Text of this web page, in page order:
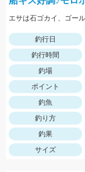
釣行日
釣行時間
釣場
ポイント
釣魚
釣り方
釣果
サイズ